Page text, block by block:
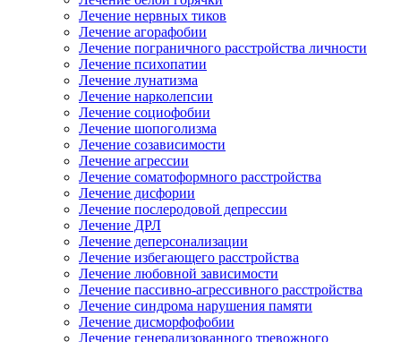
Лечение нервных тиков
Лечение агорафобии
Лечение пограничного расстройства личности
Лечение психопатии
Лечение лунатизма
Лечение нарколепсии
Лечение социофобии
Лечение шопоголизма
Лечение созависимости
Лечение агрессии
Лечение соматоформного расстройства
Лечение дисфории
Лечение послеродовой депрессии
Лечение ДРЛ
Лечение деперсонализации
Лечение избегающего расстройства
Лечение любовной зависимости
Лечение пассивно-агрессивного расстройства
Лечение синдрома нарушения памяти
Лечение дисморфофобии
Лечение генерализованного тревожного